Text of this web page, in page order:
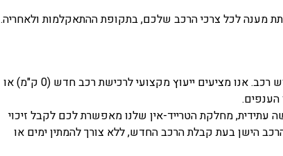
מענה לכל צרכי הרכב שלכם, בתקופת ההתאקלמות ולאחריה.
גם אם אתם מתחילים עם השכרה, ייתכן שבהמשך תרצו לרכוש רכב. אנו מציעים ייעוץ מקצועי לרכישת רכב חדש (0 ק"מ) או
הענפים.
מחלקת הטרייד-אין שלנו מאפשרת לכם לקבל זיכוי
הישן בעת קבלת הרכב החדש, ללא צורך להמתין ימים או